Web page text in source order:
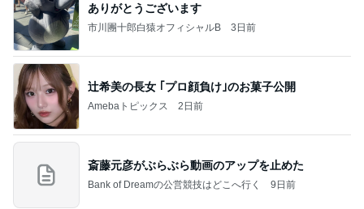
ありがとうございます
市川團十郎白猿オフィシャルB 3日前
辻希美の長女 ｢プロ顔負け｣のお菓子公開
Amebaトピックス 2日前
斎藤元彦がぶらぶら動画のアップを止めた
Bank of Dreamの公営競技はどこへ行く 9日前